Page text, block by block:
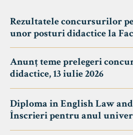
Rezultatele concursurilor
unor posturi didactice la
Anunț teme prelegeri
didactice, 13 iulie 2026
Diploma in English Law
Înscrieri pentru anul